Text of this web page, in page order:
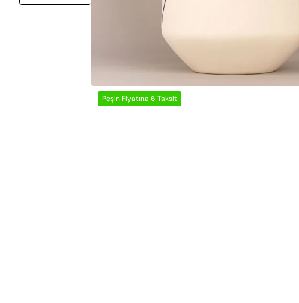
Peşin Fiyatına 6 Taksit